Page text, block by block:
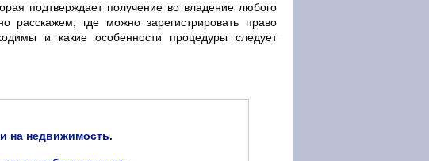
подтверждает получение во владение любого
расскажем, где можно зарегистрировать право
и какие особенности процедуры следует
на недвижимость.